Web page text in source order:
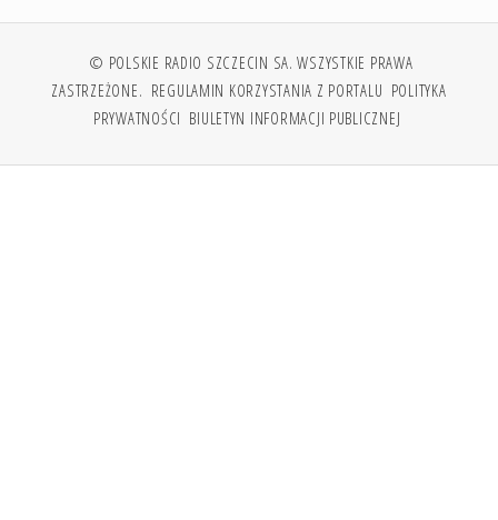
© POLSKIE RADIO SZCZECIN SA. WSZYSTKIE PRAWA
ZASTRZEŻONE. REGULAMIN KORZYSTANIA Z PORTALU POLITYKA
PRYWATNOŚCI BIULETYN INFORMACJI PUBLICZNEJ